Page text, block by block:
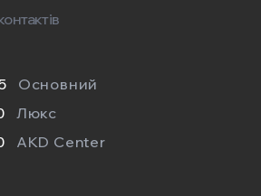
Основний
Люкс
AKD Center